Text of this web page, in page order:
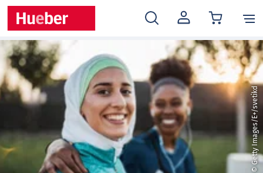
MEIN
KONTO
© Getty Images/E+/svetikd